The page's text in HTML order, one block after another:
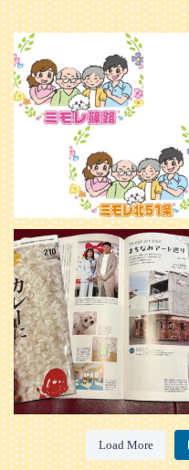
利用者様やご家族の皆さまに、親し
みや温かさが伝わるようなデザイン
を目指し、ミモレのイラストを新し
く作...
20 0
本日発売のオトンvol.210号に掲載
れました！...
28 1
Load More